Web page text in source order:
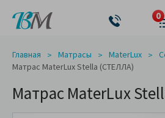
Главная Матрасы MaterLux
Матрас MaterLux Stella (СТЕЛЛА)
Матрас MaterLux